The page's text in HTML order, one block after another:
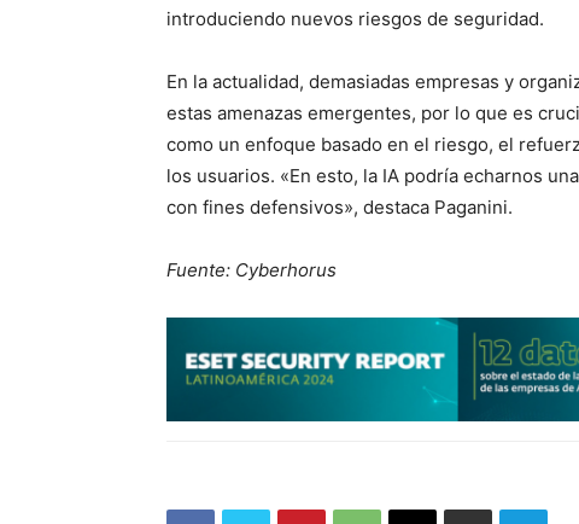
introduciendo nuevos riesgos de seguridad.
En la actualidad, demasiadas empresas y
estas amenazas emergentes, por lo que es
como un enfoque basado en el riesgo, el
los usuarios. «En esto, la IA podría echarnos
con fines defensivos», destaca Paganini.
Fuente: Cyberhorus